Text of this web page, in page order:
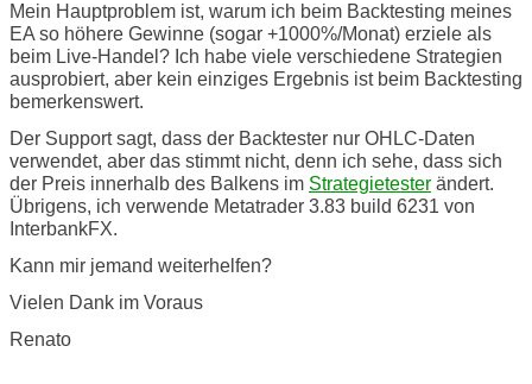
Mein Hauptproblem ist, warum ich beim Backtesting meines
EA so höhere Gewinne (sogar +1000%/Monat) erziele als
beim Live-Handel? Ich habe viele verschiedene Strategien
ausprobiert, aber kein einziges Ergebnis ist beim Backtesting
bemerkenswert.
Der Support sagt, dass der Backtester nur OHLC-Daten
verwendet, aber das stimmt nicht, denn ich sehe, dass sich
der Preis innerhalb des Balkens im Strategietester ändert.
Übrigens, ich verwende Metatrader 3.83 build 6231 von
InterbankFX.
Kann mir jemand weiterhelfen?
Vielen Dank im Voraus
Renato